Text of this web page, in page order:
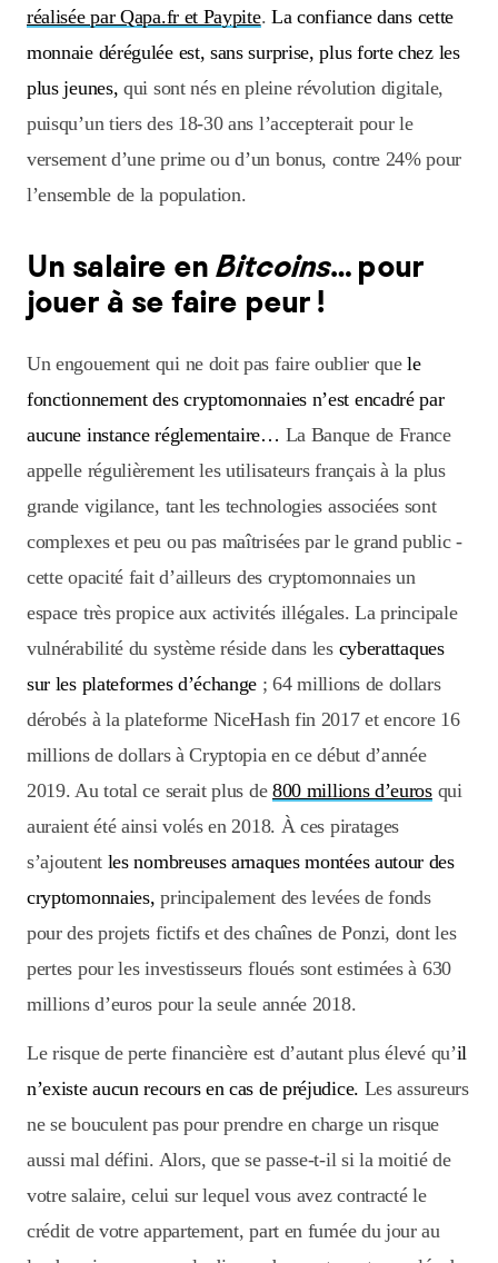
réalisée par Qapa.fr et Paypite. La confiance dans cette
monnaie dérégulée est, sans surprise, plus forte chez les
plus jeunes, qui sont nés en pleine révolution digitale,
puisqu’un tiers des 18-30 ans l’accepterait pour le
versement d’une prime ou d’un bonus, contre 24% pour
l’ensemble de la population.
Un salaire enBitcoins… pour
jouer à se faire peur !
Un engouement qui ne doit pas faire oublier quele
fonctionnement des cryptomonnaies n’est encadré par
aucune instance réglementaire… La Banque de France
appelle régulièrement les utilisateurs français à la plus
grande vigilance, tant les technologies associées sont
complexes et peu ou pas maîtrisées par le grand public -
cette opacité fait d’ailleurs des cryptomonnaies un
espace très propice aux activités illégales. La principale
vulnérabilité du système réside dans les cyberattaques
sur les plateformes d’échange ; 64 millions de dollars
dérobés à la plateforme NiceHash fin 2017 et encore 16
millions de dollars à Cryptopia en ce début d’année
2019. Au total ce serait plus de 800 millions d’eurosqui
auraient été ainsi volés en 2018. À ces piratages
s’ajoutent les nombreuses arnaques montées autour des
cryptomonnaies, principalement des levées de fonds
pour des projets fictifs et des chaînes de Ponzi, dont les
pertes pour les investisseurs floués sont estimées à 630
millions d’euros pour la seule année 2018.
Le risque de perte financière est d’autant plus élevé qu’il
n’existe aucun recours en cas de préjudice. Les assureurs
ne se bouculent pas pour prendre en charge un risque
aussi mal défini. Alors, que se passe-t-il si la moitié de
votre salaire, celui sur lequel vous avez contracté le
crédit de votre appartement, part en fumée du jour au